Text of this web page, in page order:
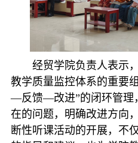
经贸学院负责人表示
教学质量监控体系的重要
—反馈—改进”的闭环管理
在的问题，明确改进方向
断性听课活动的开展，不